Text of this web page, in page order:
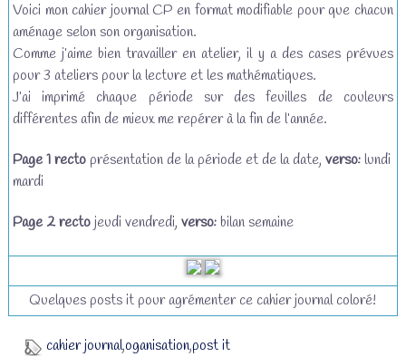
Voici mon cahier journal CP en format modifiable pour que chacun
aménage selon son organisation.
Comme j’aime bien travailler en atelier, il y a des cases prévues
pour 3 ateliers pour la lecture et les mathématiques.
J’ai imprimé chaque période sur des feuilles de couleurs
différentes afin de mieux me repérer à la fin de l’année.
Page 1 recto présentation de la période et de la date, verso:lundi
mardi
Page 2 rectojeudi vendredi, verso:bilan semaine
Quelques posts it pour agrémenter ce cahier journal coloré!
cahier journal,oganisation,post it